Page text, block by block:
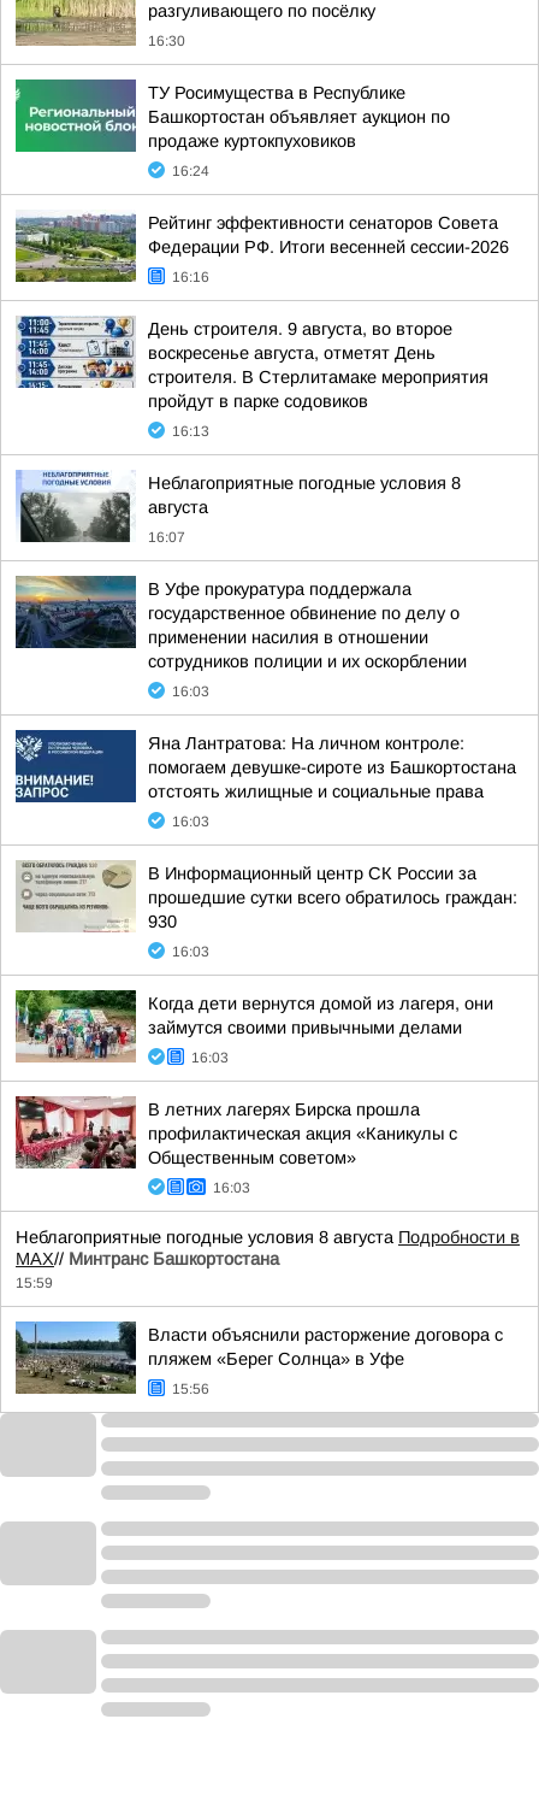
разгуливающего по посёлку
16:30
ТУ Росимущества в Республике
Башкортостан объявляет аукцион по
продаже куртокпуховиков
16:24
Рейтинг эффективности сенаторов Совета
Федерации РФ. Итоги весенней сессии-2026
16:16
День строителя. 9 августа, во второе
воскресенье августа, отметят День
строителя. В Стерлитамаке мероприятия
пройдут в парке содовиков
16:13
Неблагоприятные погодные условия 8
августа
16:07
В Уфе прокуратура поддержала
государственное обвинение по делу о
применении насилия в отношении
сотрудников полиции и их оскорблении
16:03
Яна Лантратова: На личном контроле:
помогаем девушке-сироте из Башкортостана
отстоять жилищные и социальные права
16:03
В Информационный центр СК России за
прошедшие сутки всего обратилось граждан:
930
16:03
Когда дети вернутся домой из лагеря, они
займутся своими привычными делами
16:03
В летних лагерях Бирска прошла
профилактическая акция «Каникулы с
Общественным советом»
16:03
Неблагоприятные погодные условия 8 августа Подробности в
MAX// Минтранс Башкортостана
15:59
Власти объяснили расторжение договора с
пляжем «Берег Солнца» в Уфе
15:56